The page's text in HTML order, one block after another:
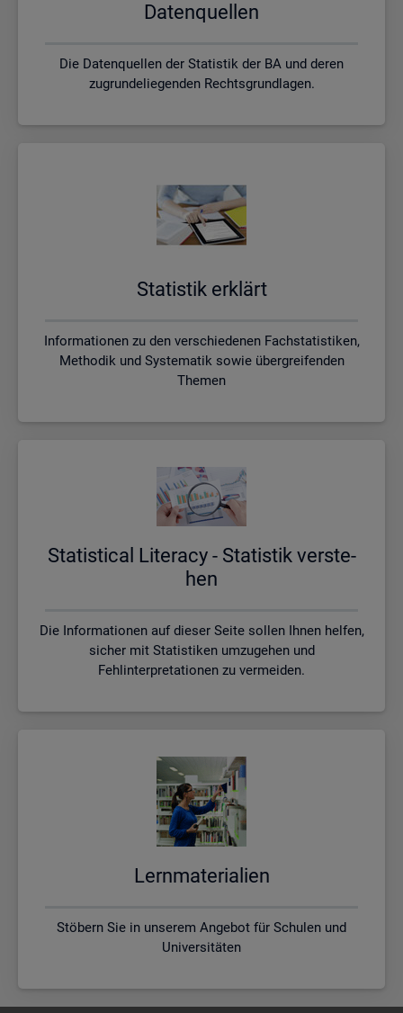
Da­ten­quel­len
Die Datenquellen der Statistik der BA und deren
zugrundeliegenden Rechtsgrundlagen.
Sta­tis­tik er­klärt
Informationen zu den verschiedenen Fachstatistiken,
Methodik und Systematik sowie übergreifenden
Themen
Sta­ti­s­ti­cal Li­te­r­acy - Sta­tis­tik ver­ste­
hen
Die Informationen auf dieser Seite sollen Ihnen helfen,
sicher mit Statistiken umzugehen und
Fehlinterpretationen zu vermeiden.
Lern­ma­te­ria­li­en
Stöbern Sie in unserem Angebot für Schulen und
Universitäten